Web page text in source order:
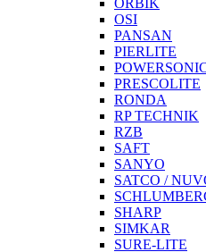
OSI
PANSAN
PIERLITE
PRESCOLITE
RONDA
RP TECHNIK
RZB
SAFT
SANYO
SATCO /
SHARP
SIMKAR
SURE-LITE